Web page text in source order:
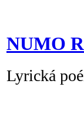
NUMO
Lyrická